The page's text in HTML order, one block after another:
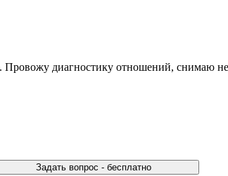
Провожу диагностику отношений,
Задать вопрос - бесплатно